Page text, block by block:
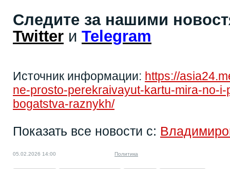
Следите за нашими
Twitter и Telegram
Источник информации: https://
ne-prosto-perekraivayut-kartu-mira-no-
bogatstva-raznykh/
Показать все новости с:
05.02.2026 14:00 Политика